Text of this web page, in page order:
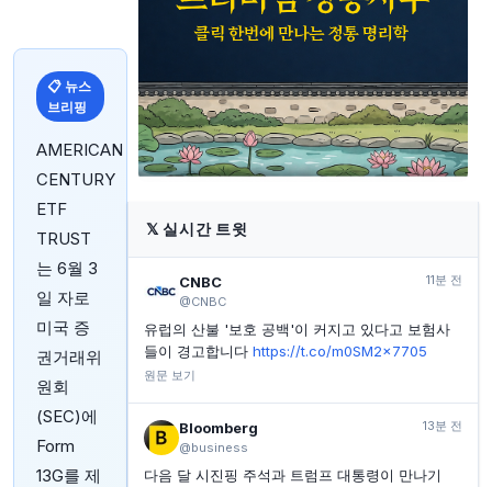
📋 뉴스
브리핑
AMERICAN
CENTURY
ETF
TRUST
는 6월 3
일 자로
미국 증
권거래위
원회
(SEC)에
Form
13G를 제
INVESTING.COM
PACSCo, 모잠비크 자산 매각 완료 후 현금성 자산 보유
INVESTING.COM 12분 전
KDDI, 2027 회계연도 1분기 순이익 21% 급증… 모바
일 전환 결실
INVESTING.COM 42분 전
INVESTING.COM
중국 7월 은행 대출, 수요 부진 및 계절적 둔화 속 급감
INVESTING.COM
구겐하임, 부진한 실적과 마진 압박으로 트레이드 데스
크 주식 등급 하향 조정
INVESTING.COM
시티즌스, 더블베리파이 주식 등급 하향 조정
INVESTING.COM 43분 전
폭스바겐, 투자 부진에 '즉각적 행동' 촉구 - 지배주주 일
가
𝕏 실시간 트윗
CNBC
@CNBC
11분 전
유럽의 산불 '보호 공백'이 커지고 있다고 보험사
들이 경고합니다 https://t.co/m0SM2x7705
원문 보기
Bloomberg
@business
13분 전
다음 달 시진핑 주석과 트럼프 대통령이 만나기